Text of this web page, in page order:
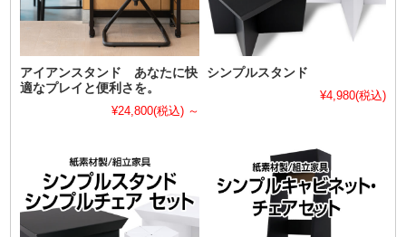
アイアンスタンド あなたに快
適なプレイと便利さを。
¥24,800(税込) ～
シンプルスタンド
¥4,980(税込)